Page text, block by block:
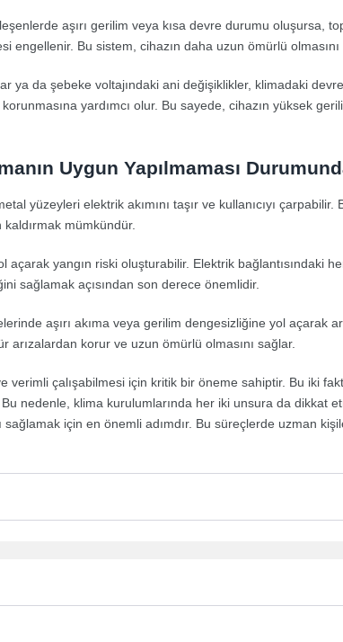
aşırı gerilim veya kısa devre durumu oluşursa,
engellenir. Bu sistem, cihazın daha uzun ömürlü
ya da şebeke voltajındaki ani değişiklikler, klimadaki
yardımcı olur. Bu sayede, cihazın yüksek
Uygun Yapılmaması
yüzeyleri elektrik akımını taşır ve kullanıcıyı
mümkündür.
açarak yangın riski oluşturabilir. Elektrik bağlantısındaki her
sağlamak açısından son derece önemlidir.
aşırı akıma veya gerilim dengesizliğine yol açarak
korur ve uzun ömürlü olmasını sağlar.
verimli çalışabilmesi için kritik bir öneme sahiptir. Bu iki
Bu nedenle, klima kurulumlarında her iki unsura da dikkat
sağlamak için en önemli adımdır. Bu süreçlerde uzman